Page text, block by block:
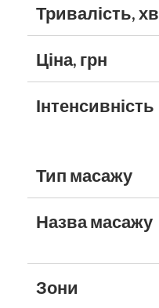
Тривалість, хв
Ціна, грн
Інтенсивність
Тип масажу
Назва масажу
Зони